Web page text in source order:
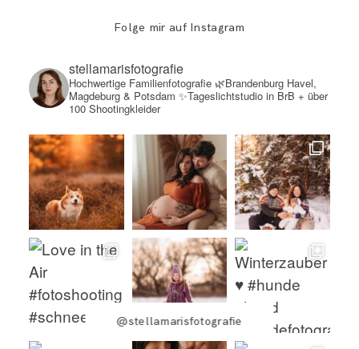
Folge mir auf Instagram
@stellamarisfotografie
stellamarisfotografie
Hochwertige Familienfotografie🌿Brandenburg Havel,
Magdeburg & Potsdam ✨Tageslichtstudio in BrB + über
100 Shootingkleider